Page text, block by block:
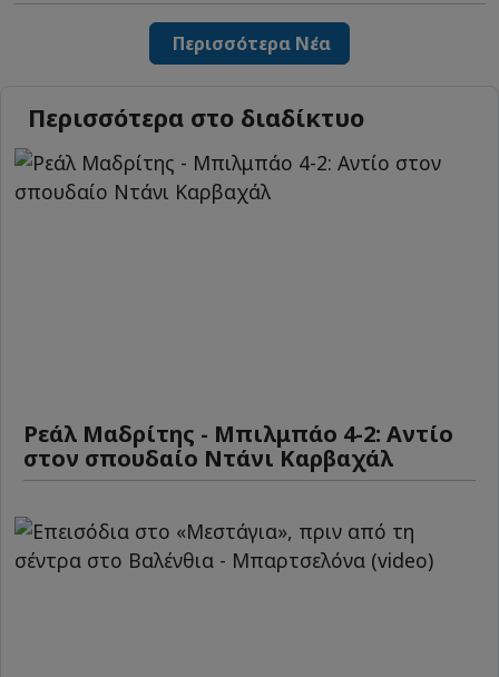
Περισσότερα Νέα
Περισσότερα στο διαδίκτυο
Ρεάλ Μαδρίτης - Μπιλμπάο 4-2: Αντίο
στον σπουδαίο Ντάνι Καρβαχάλ